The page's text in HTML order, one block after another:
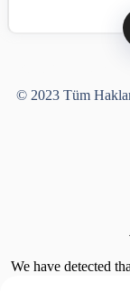
© 2023 Tüm
We have detected